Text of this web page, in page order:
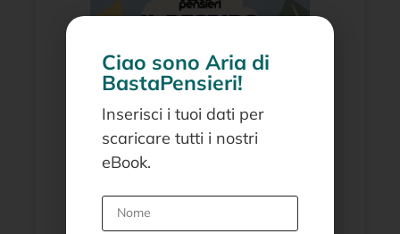
Ciao sono Aria di
BastaPensieri!
Inserisci i tuoi dati per
scaricare tutti i nostri
eBook.